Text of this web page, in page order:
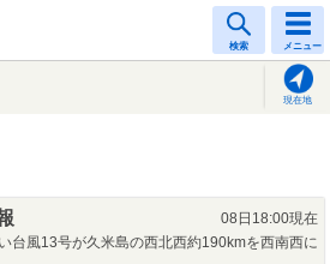
検索 メニュー
現在地
08日18:00現在
台風13号が久米島の西北西約190kmを西南西に